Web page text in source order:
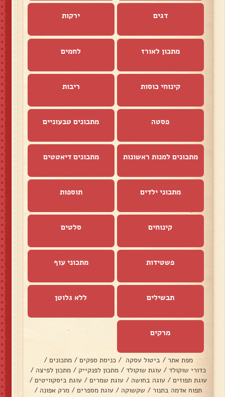
דגים ירקות
מתכון לאורז לחמים
קינוחי כוסות ריבות
פסטה מתכונים טבעוניים
מתכונים למנות ראשונות מתכונים דיאטטים
מתכוני ילדים תוספות
קינוחים סלטים
פשטידות מתכוני עוף
תבשילים ללא גלוטן
מרקים
מפת אתר / ביטול עסקה / כניסת ספקים / מתכונים /
כדורי שוקולד / עוגת שוקולד / מתכון לפנקייק / מתכון לפיצה /
עוגת תפוזים / עוגה בחושה / עוגת שמרים / עוגת ביסקוויטים /
תפוח אדמה בתנור / שקשוקה / עוגת מספרים / מרק אפונה /